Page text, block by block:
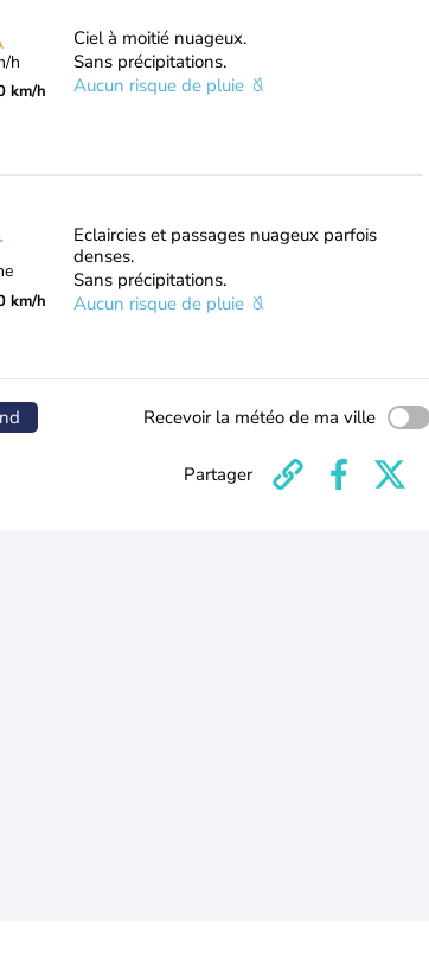
h
km/h
Ciel à moitié nuageux.
Sans précipitations.
Aucun risque de pluie
km/h
Eclaircies et passages nuageux parfois
denses.
Sans précipitations.
Aucun risque de pluie
Recevoir la météo de ma ville
Partager